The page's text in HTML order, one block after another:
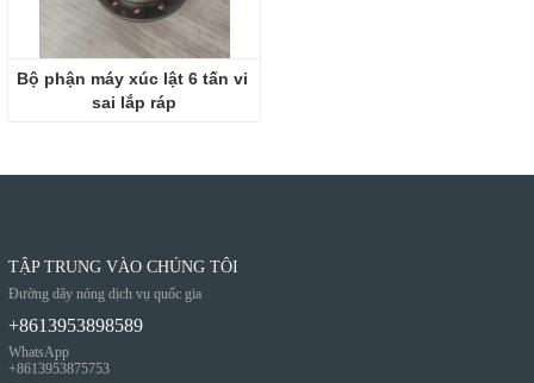
Bộ phận máy xúc lật 6 tấn vi
sai lắp ráp
TẬP TRUNG VÀO CHÚNG TÔI
Đường dây nóng dịch vụ quốc gia
+8613953898589
WhatsApp
+8613953875753